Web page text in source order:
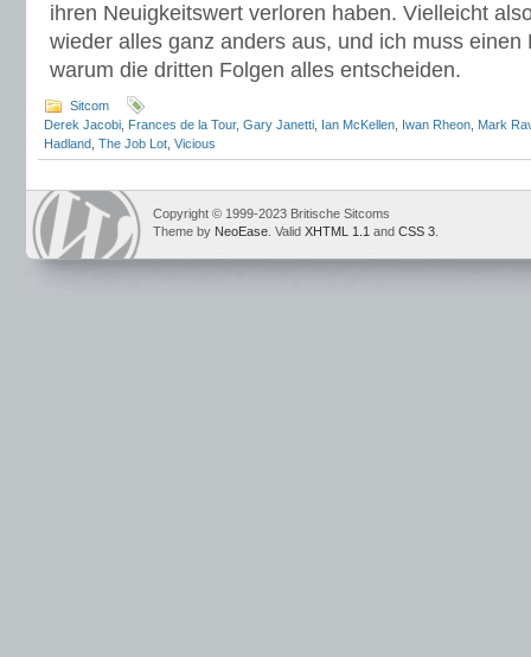
ihren Neuigkeitswert verloren haben. Vielleicht
wieder alles ganz anders aus, und ich muss einen
warum die dritten Folgen alles entscheiden.
Sitcom
Derek Jacobi Frances de la Tour, Gary Janetti Ian McKellen Iwan Rheon Mark
Hadland The Job Lot Vicious
Copyright © 1999-2023 Britische Sitcoms
Theme by NeoEase . Valid XHTML 1.1 and CSS 3